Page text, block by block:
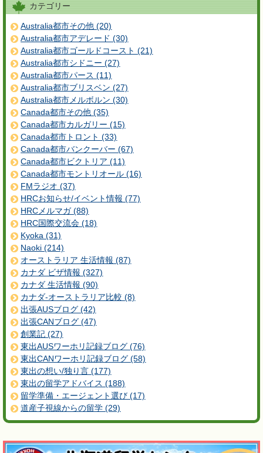
カテゴリー
Australia都市その他 (20)
Australia都市アデレード (30)
Australia都市ゴールドコースト (21)
Australia都市シドニー (27)
Australia都市パース (11)
Australia都市ブリスベン (27)
Australia都市メルボルン (30)
Canada都市その他 (35)
Canada都市カルガリー (15)
Canada都市トロント (33)
Canada都市バンクーバー (67)
Canada都市ビクトリア (11)
Canada都市モントリオール (16)
FMラジオ (37)
HRCお知らせ/イベント情報 (77)
HRCメルマガ (88)
HRC国際交流会 (18)
Kyoka (31)
Naoki (214)
オーストラリア 生活情報 (87)
カナダ ビザ情報 (327)
カナダ 生活情報 (90)
カナダ-オーストラリア比較 (8)
出張AUSブログ (42)
出張CANブログ (47)
創業記 (27)
東出AUSワーホリ記録ブログ (76)
東出CANワーホリ記録ブログ (58)
東出の想い/独り言 (177)
東出の留学アドバイス (188)
留学準備・エージェント選び (17)
道産子視線からの留学 (29)